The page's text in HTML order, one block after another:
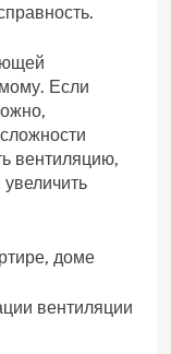
Если
вентиляцию,
вентиляции